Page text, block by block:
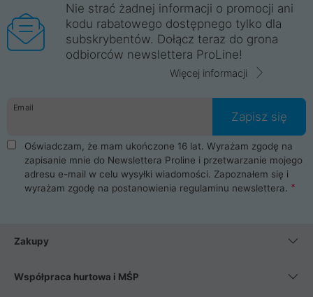
Nie strać żadnej informacji o promocji ani
kodu rabatowego dostępnego tylko dla
subskrybentów. Dołącz teraz do grona
odbiorców newslettera ProLine!
Więcej informacji
Email
Zapisz się
Oświadczam, że mam ukończone 16 lat. Wyrażam zgodę na
zapisanie mnie do Newslettera Proline i przetwarzanie mojego
adresu e-mail w celu wysyłki wiadomości. Zapoznałem się i
wyrażam zgodę na postanowienia regulaminu newslettera.
Zakupy
Współpraca hurtowa i MŚP